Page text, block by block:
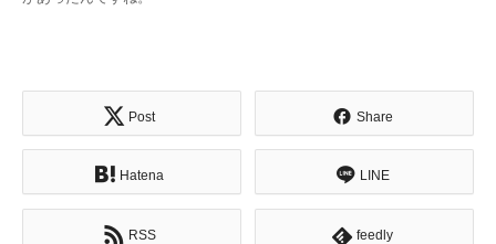
Post Share
Hatena LINE
RSS feedly